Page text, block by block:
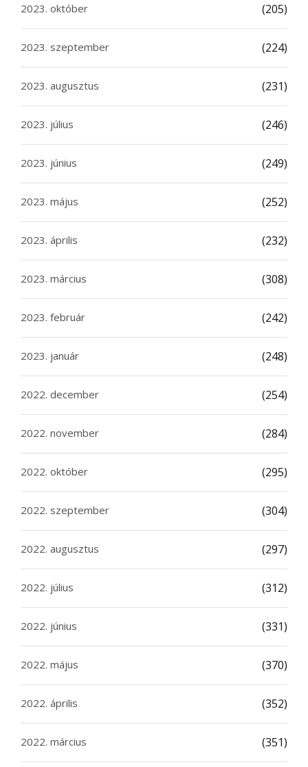
2023. október (205)
2023. szeptember (224)
2023. augusztus (231)
2023. július (246)
2023. június (249)
2023. május (252)
2023. április (232)
2023. március (308)
2023. február (242)
2023. január (248)
2022. december (254)
2022. november (284)
2022. október (295)
2022. szeptember (304)
2022. augusztus (297)
2022. július (312)
2022. június (331)
2022. május (370)
2022. április (352)
2022. március (351)